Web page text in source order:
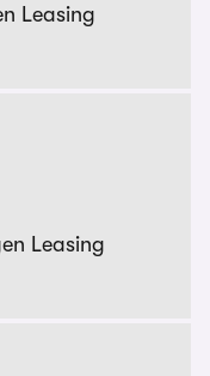
Leasing
Leasing